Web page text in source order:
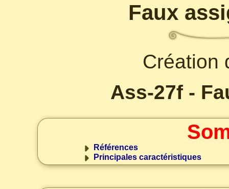
Faux
Création
Ass-27f -
Références
Principales caractéristiques